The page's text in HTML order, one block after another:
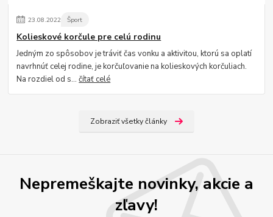
23.08.2022 Šport
Kolieskové korčule pre celú rodinu
Jedným zo spôsobov je tráviť čas vonku a aktivitou, ktorú sa oplatí
navrhnúť celej rodine, je korčuľovanie na kolieskových korčuliach.
Na rozdiel od s...čítať celé
Zobraziť všetky články
Nepremeškajte novinky, akcie a
zľavy!